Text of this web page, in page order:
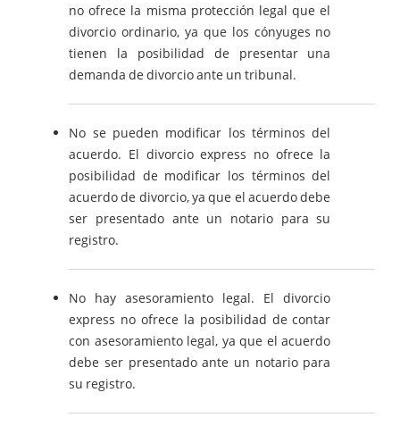
no ofrece la misma protección legal que el
divorcio ordinario, ya que los cónyuges no
tienen la posibilidad de presentar una
demanda de divorcio ante un tribunal.
No se pueden modificar los términos del
acuerdo. El divorcio express no ofrece la
posibilidad de modificar los términos del
acuerdo de divorcio, ya que el acuerdo debe
ser presentado ante un notario para su
registro.
No hay asesoramiento legal. El divorcio
express no ofrece la posibilidad de contar
con asesoramiento legal, ya que el acuerdo
debe ser presentado ante un notario para
su registro.